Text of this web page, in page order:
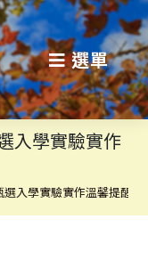
選單
入學實驗實作
入學實驗實作溫馨提醒